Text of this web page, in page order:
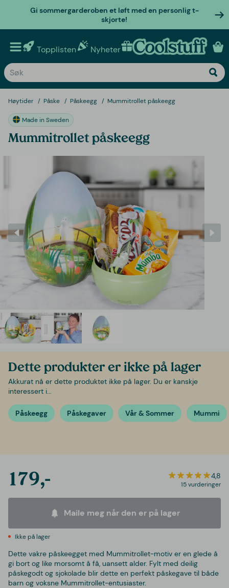
Gi sommergarderoben et løft med en personlig t-
skjorte!
Topplisten Nyheter Personlige gaver
Høytider Påske Påskeegg Mummitrollet påskeegg
Made in Sweden
Mummitrollet påskeegg
Dette produkter er ikke på lager
Akkurat nå er dette produktet ikke på lager. Du er kanskje
interessert i...
Påskeegg Påskegaver Vår & Sommer Mummi
179,- 4,8
15 vurderinger
Maile meg når den er på lager
Ikke på lager
Dette vakre påskeegget med Mummitrollet-motiv er en glede å
gi bort og like morsomt å få, uansett alder. Fylt med deilig
påskegodt og sjokolade blir dette en perfekt påskegave til både
barn og voksne Mummitrollet-entusiaster.